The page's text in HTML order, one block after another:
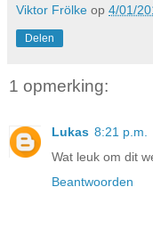
Viktor Frölke op 4/01/
Delen
1 opmerking:
Lukas 8:21 p.m.
Wat leuk om dit
Beantwoorden